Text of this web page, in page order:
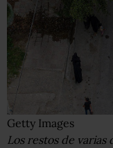
Getty Images
Los restos de